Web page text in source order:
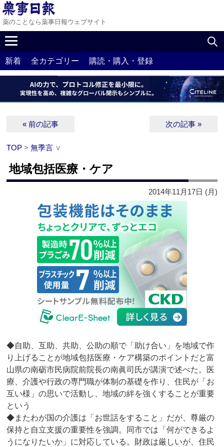
薬のことなら薬事日報ウェブサイト
新着 全カテゴリー 購読・購入・登録
« 前の記事 次の記事 »
TOP >無季言 ∨
地域包括医療・ケア
2014年11月17日 (月)
◆自助、互助、共助、公助の順で「助け合い」を地域で作
り上げることが地域包括医療・ケア構築のポイントだと富
山県の南砺市民病院前院長の南眞司氏が講演で述べた。医
療、介護や行政の専門職が体制の基礎を作り、住民が「お
互い様」の思いで活動し、地域の絆を強くすることが重要
という
◆またわが国の介護は「お世話をすること」だが、尊厳の
保持と自立支援の重要性を強調。同市では「何ができるよ
うになりたいか」に対応している。財政は厳しいが、住民